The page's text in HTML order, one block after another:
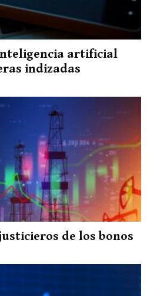
artificial
indizadas
de los bonos